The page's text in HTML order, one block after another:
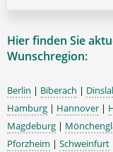
Hier finden Sie
Wunschregion:
Berlin | Biberach |
Hamburg | Hannover |
Magdeburg |
Pforzheim | Schweinfurt